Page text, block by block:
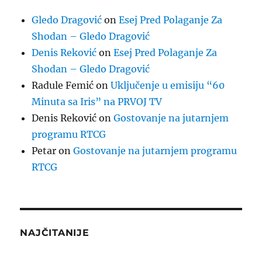
Gledo Dragović onEsej Pred Polaganje Za
Shodan – Gledo Dragović
Denis Reković onEsej Pred Polaganje Za
Shodan – Gledo Dragović
Radule Femić onUključenje u emisiju “60
Minuta sa Iris” na PRVOJ TV
Denis Reković onGostovanje na jutarnjem
programu RTCG
Petar onGostovanje na jutarnjem programu
RTCG
NAJČITANIJE